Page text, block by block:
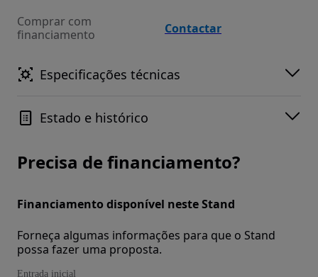
Comprar com
financiamento
Contactar
Especificações técnicas
Estado e histórico
Precisa de financiamento?
Financiamento disponível neste Stand
Forneça algumas informações para que o Stand
possa fazer uma proposta.
Entrada inicial